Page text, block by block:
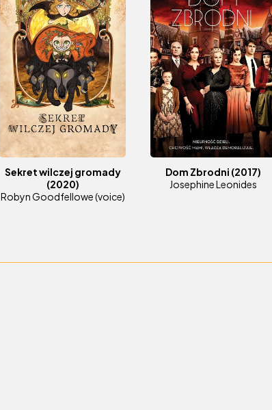
Sekret wilczej gromady
(2020)
Robyn Goodfellowe (voice)
Dom Zbrodni (2017)
Josephine Leonides